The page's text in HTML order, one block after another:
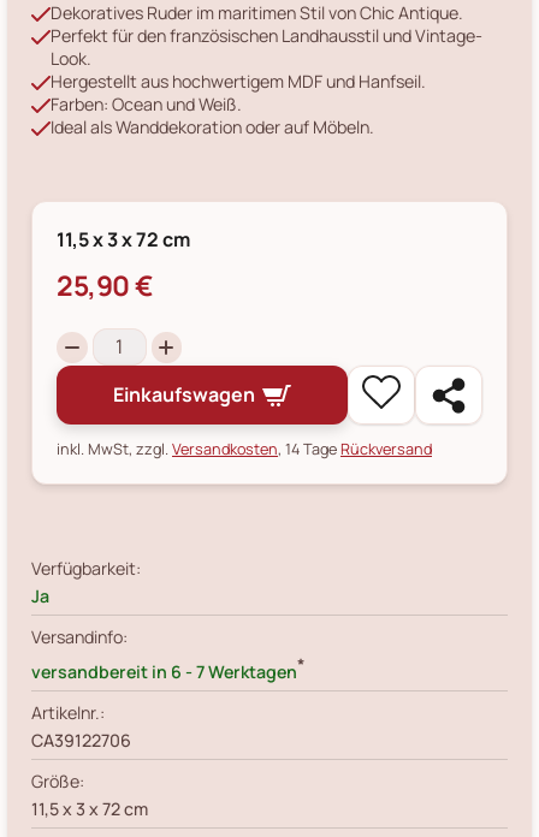
Dekoratives Ruder im maritimen Stil von Chic Antique.
Perfekt für den französischen Landhausstil und Vintage-
Look.
Hergestellt aus hochwertigem MDF und Hanfseil.
Farben: Ocean und Weiß.
Ideal als Wanddekoration oder auf Möbeln.
11,5 x 3 x 72 cm
25,90 €
Einkaufswagen
inkl. MwSt, zzgl.Versandkosten, 14 TageRückversand
Verfügbarkeit:
Ja
Versandinfo:
versandbereit in 6 - 7 Werktagen*
Artikelnr.:
CA39122706
Größe:
11,5 x 3 x 72 cm